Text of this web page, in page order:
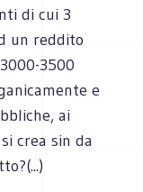
di cui 3
un reddito
3500
e
ai
crea sin da